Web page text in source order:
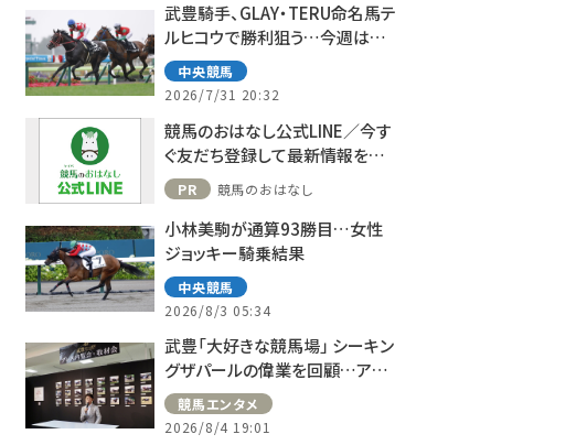
武豊騎手、GLAY・TERU命名馬テ
ルヒコウで勝利狙う…今週は札
幌で10鞍
中央競馬
2026/7/31 20:32
競馬のおはなし公式LINE／今す
ぐ友だち登録して最新情報をゲ
ット！
PR 競馬のおはなし
小林美駒が通算93勝目…女性
ジョッキー騎乗結果
中央競馬
2026/8/3 05:34
武豊「大好きな競馬場」 シーキン
グザパールの偉業を回顧…アス
コット、ドーヴィルへの思い語る
競馬エンタメ
2026/8/4 19:01